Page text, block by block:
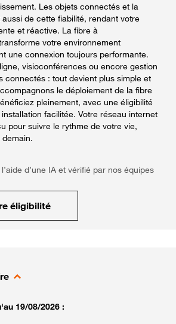
Les objets connectés et la
de cette fiabilité, rendant votre
et réactive. La fibre à
votre environnement
une connexion toujours performante.
visioconférences ou encore gestion
connectés : tout devient plus simple et
le déploiement de la fibre
pleinement, avec une éligibilité
facilitée. Votre réseau internet
pour suivre le rythme de votre vie,
demain.
d’une IA et vérifié par nos équipes
éligibilité
19/08/2026 :